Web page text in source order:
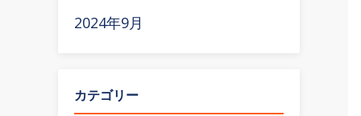
2024年9月
カテゴリー